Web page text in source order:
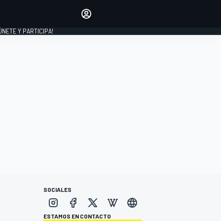
Y PARTICIPA!
SOCIALES
ESTAMOS EN CONTACTO